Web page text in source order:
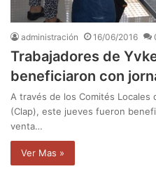
administración 16/06/2016
Trabajadores de
beneficiaron con
A través de los Comités Locales
(Clap), este jueves fueron
venta…
Ver Mas »